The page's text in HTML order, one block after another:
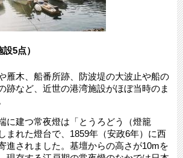
5点）
雁木、船番所跡、防波堤の大波止や船の
跡など、近世の港湾施設がほぼ当時のま
に建つ常夜燈は「とうろどう（燈籠
まれた燈台で、1859年（安政6年）に西
進されました。基壇からの高さが10mを